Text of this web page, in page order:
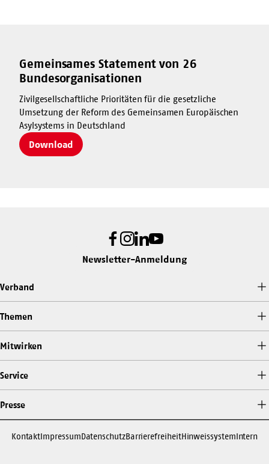
Gemeinsames Statement von 26
Bundesorganisationen
Zivilgesellschaftliche Prioritäten für die gesetzliche
Umsetzung der Reform des Gemeinsamen Europäischen
Asylsystems in Deutschland
Download
Facebook
Instagram
LinkedIn
Youtube
Newsletter-Anmeldung
Verband
Themen
Mitwirken
Service
Presse
KontaktImpressumDatenschutzBarrierefreiheitHinweissystemIntern